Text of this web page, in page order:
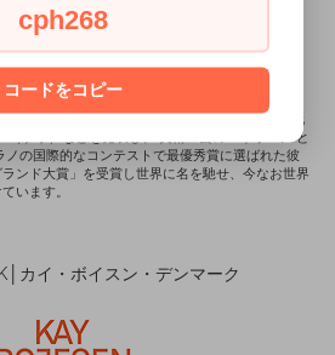
頃から4年間にわたりデザイン界の巨匠Georg
のもとで働いたのち、コペンハーゲンで銀細工
がデンマークで大ヒットし、 1951年には木製玩
ゾウ）などを発表し、“美術工芸のパイオニア”と
ノの国際的なコンテストで最優秀賞に選ばれた彼
ンド大賞」を受賞し世界に名を馳せ、今なお世界
います。
カイ・ボイスン・デンマーク
cph268
コードをコピー